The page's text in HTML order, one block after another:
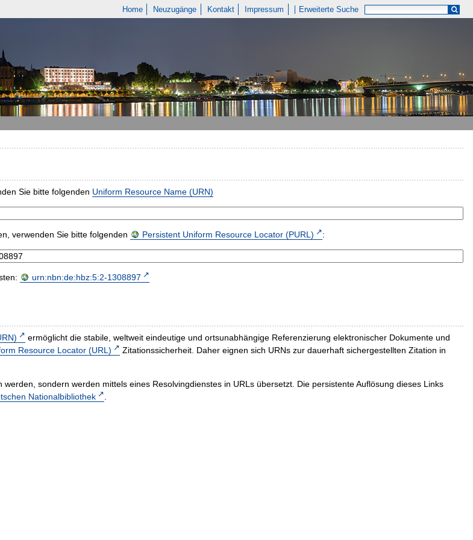
Home Neuzugänge Kontakt Impressum Erweiterte Suche
Sie bitte folgenden Uniform Resource Name (URN)
verwenden Sie bitte folgenden Persistent Uniform Resource Locator (PURL) :
urn:nbn:de:hbz:5:2-1308897
ermöglicht die stabile, weltweit eindeutige und ortsunabhängige Referenzierung elektronischer Dokumente und
Resource Locator (URL)
Zitationssicherheit. Daher eignen sich URNs zur dauerhaft sichergestellten Zitation in
sondern werden mittels eines Resolvingdienstes in URLs übersetzt. Die persistente Auflösung dieses Links
Nationalbibliothek .